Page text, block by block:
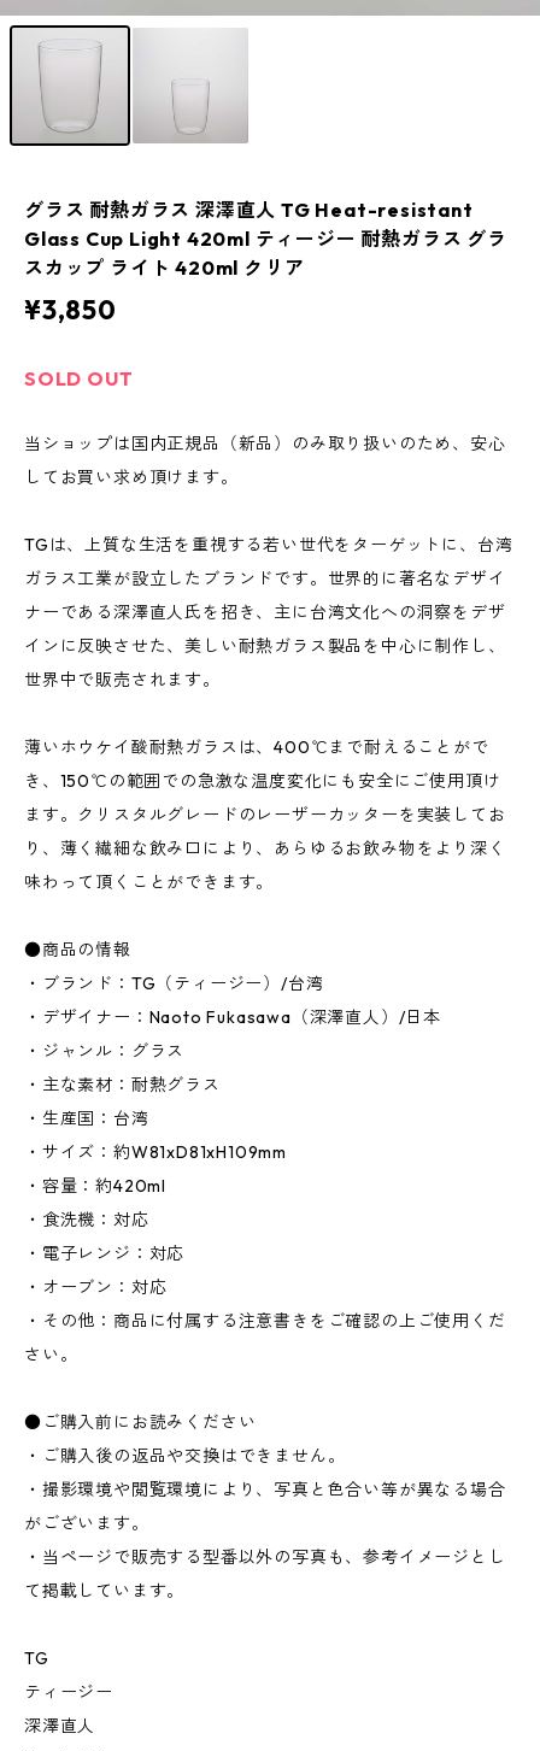
グラス 耐熱ガラス 深澤直人 TG Heat-resistant
Glass Cup Light 420ml ティージー 耐熱ガラス グラ
スカップ ライト 420ml クリア
¥3,850
SOLD OUT
当ショップは国内正規品（新品）のみ取り扱いのため、安心
してお買い求め頂けます。
TGは、上質な生活を重視する若い世代をターゲットに、台湾
ガラス工業が設立したブランドです。世界的に著名なデザイ
ナーである深澤直人氏を招き、主に台湾文化への洞察をデザ
インに反映させた、美しい耐熱ガラス製品を中心に制作し、
世界中で販売されます。
薄いホウケイ酸耐熱ガラスは、400℃まで耐えることがで
き、150℃の範囲での急激な温度変化にも安全にご使用頂け
ます。クリスタルグレードのレーザーカッターを実装してお
り、薄く繊細な飲み口により、あらゆるお飲み物をより深く
味わって頂くことができます。
●商品の情報
・ブランド：TG（ティージー）/台湾
・デザイナー：Naoto Fukasawa（深澤直人）/日本
・ジャンル：グラス
・主な素材：耐熱グラス
・生産国：台湾
・サイズ：約W81xD81xH109mm
・容量：約420ml
・食洗機：対応
・電子レンジ：対応
・オーブン：対応
・その他：商品に付属する注意書きをご確認の上ご使用くだ
さい。
●ご購入前にお読みください
・ご購入後の返品や交換はできません。
・撮影環境や閲覧環境により、写真と色合い等が異なる場合
がございます。
・当ページで販売する型番以外の写真も、参考イメージとし
て掲載しています。
TG
ティージー
深澤直人